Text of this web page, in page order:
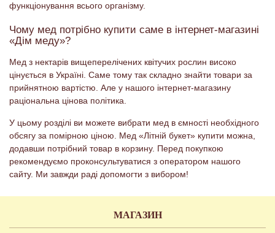
функціонування всього організму.
Чому мед потрібно купити саме в інтернет-магазині
«Дім меду»?
Мед з нектарів вищеперелічених квітучих рослин високо
цінується в Україні. Саме тому так складно знайти товари за
прийнятною вартістю. Але у нашого інтернет-магазину
раціональна цінова політика.
У цьому розділі ви можете вибрати мед в ємності необхідного
обсягу за помірною ціною. Мед «Літній букет» купити можна,
додавши потрібний товар в корзину. Перед покупкою
рекомендуємо проконсультуватися з оператором нашого
сайту. Ми завжди раді допомогти з вибором!
МАГАЗИН